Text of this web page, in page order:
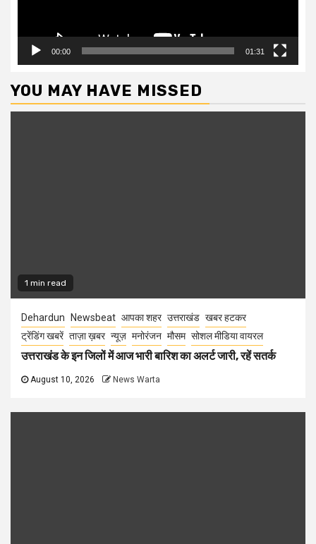
00:00 01:31
YOU MAY HAVE MISSED
1 min read
Dehardun Newsbeat आपका शहर उत्तराखंड खबर हटकर
ट्रेंडिंग खबरें ताज़ा ख़बर न्यूज़ मनोरंजन मौसम सोशल मीडिया वायरल
उत्तराखंड के इन जिलों में आज भारी बारिश का अलर्ट जारी, रहें सतर्क
August 10, 2026 News Warta